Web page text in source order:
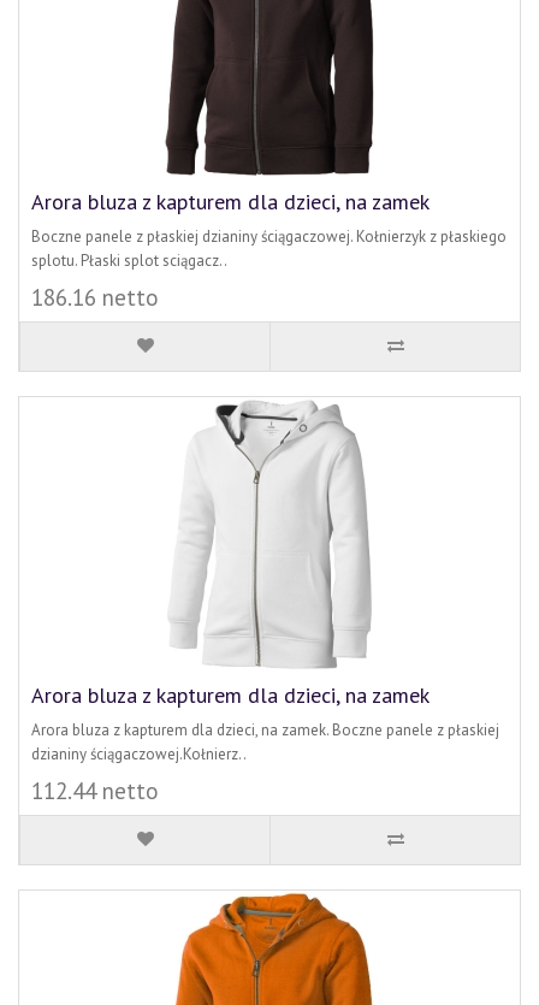
Arora bluza z kapturem dla dzieci, na zamek
Boczne panele z płaskiej dzianiny ściągaczowej. Kołnierzyk z płaskiego
splotu. Płaski splot sciągacz..
186.16 netto
Arora bluza z kapturem dla dzieci, na zamek
Arora bluza z kapturem dla dzieci, na zamek. Boczne panele z płaskiej
dzianiny ściągaczowej.Kołnierz..
112.44 netto